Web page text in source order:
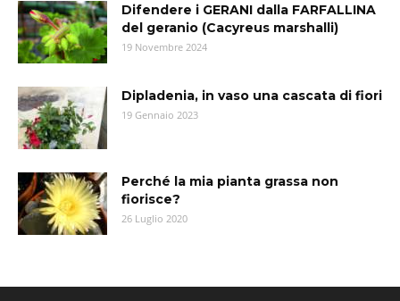
Difendere i GERANI dalla FARFALLINA
del geranio (Cacyreus marshalli)
19 Novembre 2024
Dipladenia, in vaso una cascata di fiori
19 Gennaio 2023
Perché la mia pianta grassa non
fiorisce?
26 Luglio 2020